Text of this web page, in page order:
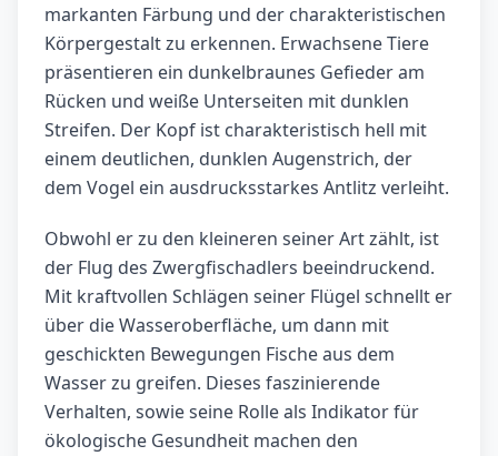
markanten Färbung und der charakteristischen
Körpergestalt zu erkennen. Erwachsene Tiere
präsentieren ein dunkelbraunes Gefieder am
Rücken und weiße Unterseiten mit dunklen
Streifen. Der Kopf ist charakteristisch hell mit
einem deutlichen, dunklen Augenstrich, der
dem Vogel ein ausdrucksstarkes Antlitz verleiht.
Obwohl er zu den kleineren seiner Art zählt, ist
der Flug des Zwergfischadlers beeindruckend.
Mit kraftvollen Schlägen seiner Flügel schnellt er
über die Wasseroberfläche, um dann mit
geschickten Bewegungen Fische aus dem
Wasser zu greifen. Dieses faszinierende
Verhalten, sowie seine Rolle als Indikator für
ökologische Gesundheit machen den